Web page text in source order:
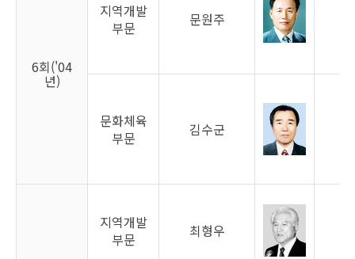
6회('04
년)
지역개발
부문
문원주
문화체육
부문
김수군
지역개발
부문
최형우